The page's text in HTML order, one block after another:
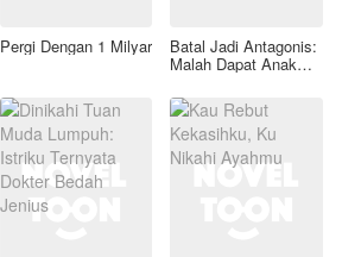
Pergi Dengan 1 Milyar Batal Jadi Antagonis:
Malah Dapat Anak
Hot